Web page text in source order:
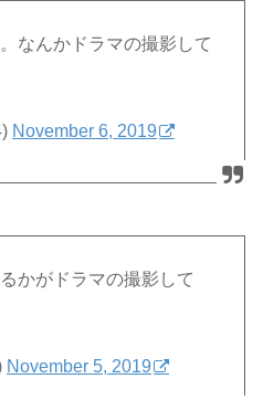
なんかドラマの撮影して
November 6, 2019
かがドラマの撮影して
November 5, 2019